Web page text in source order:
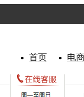
首页 电